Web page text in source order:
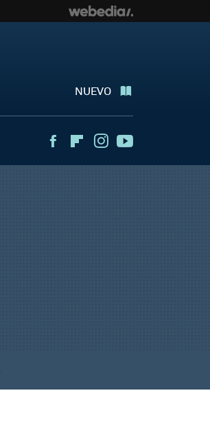
NUEVO
FacebookFlipboardInstagram